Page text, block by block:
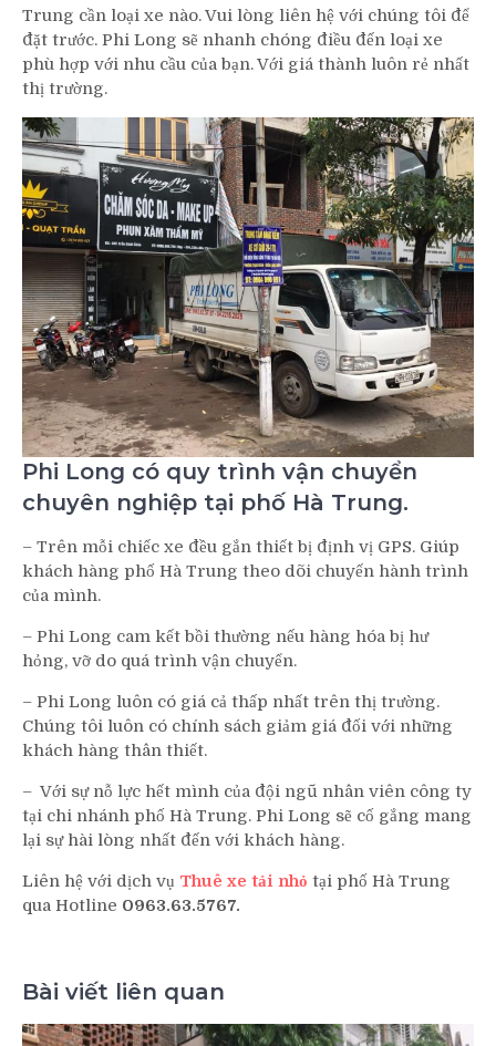
Trung cần loại xe nào. Vui lòng liên hệ với chúng tôi để
đặt trước. Phi Long sẽ nhanh chóng điều đến loại xe
phù hợp với nhu cầu của bạn. Với giá thành luôn rẻ nhất
thị trường.
Phi Long có quy trình vận chuyển
chuyên nghiệp tại phố Hà Trung.
– Trên mỗi chiếc xe đều gắn thiết bị định vị GPS. Giúp
khách hàng phố Hà Trung theo dõi chuyến hành trình
của mình.
– Phi Long cam kết bồi thường nếu hàng hóa bị hư
hỏng, vỡ do quá trình vận chuyển.
– Phi Long luôn có giá cả thấp nhất trên thị trường.
Chúng tôi luôn có chính sách giảm giá đối với những
khách hàng thân thiết.
– Với sự nỗ lực hết mình của đội ngũ nhân viên công ty
tại chi nhánh phố Hà Trung. Phi Long sẽ cố gắng mang
lại sự hài lòng nhất đến với khách hàng.
Liên hệ với dịch vụ Thuê xe tải nhỏ tại phố Hà Trung
qua Hotline 0963.63.5767.
Bài viết liên quan